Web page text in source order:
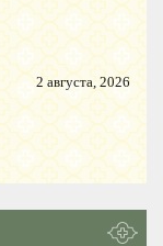
2 августа, 2026